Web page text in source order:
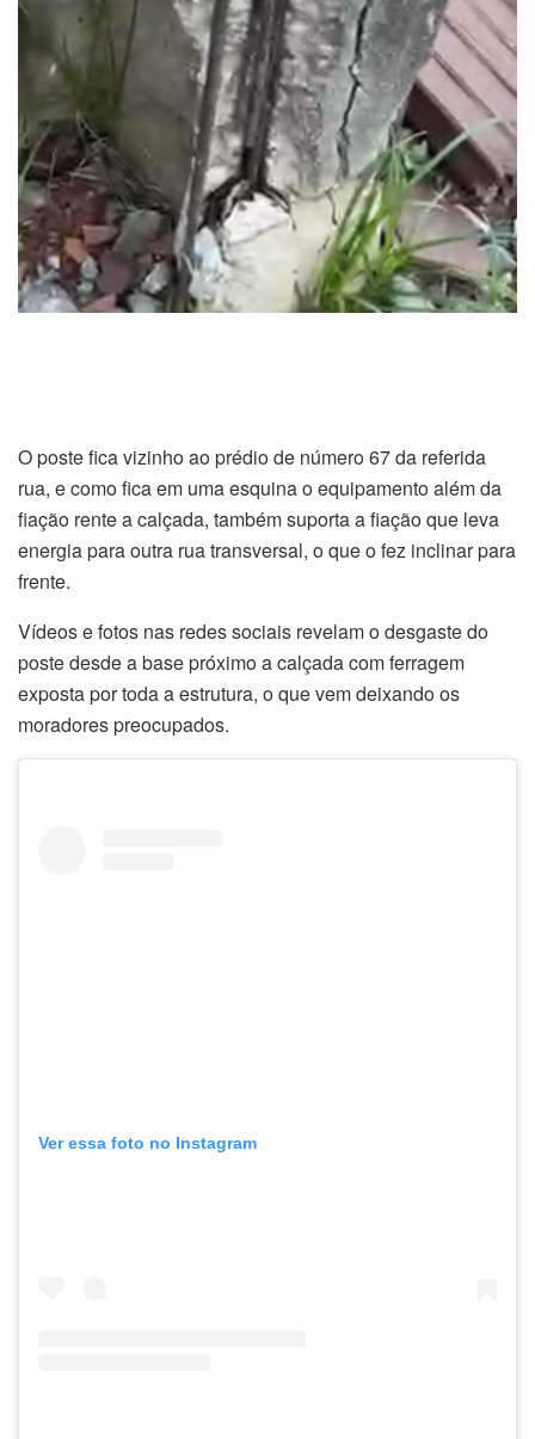
O poste fica vizinho ao prédio de número 67 da referida
rua, e como fica em uma esquina o equipamento além da
fiação rente a calçada, também suporta a fiação que leva
energia para outra rua transversal, o que o fez inclinar para
frente.
Vídeos e fotos nas redes sociais revelam o desgaste do
poste desde a base próximo a calçada com ferragem
exposta por toda a estrutura, o que vem deixando os
moradores preocupados.
Ver essa foto no Instagram